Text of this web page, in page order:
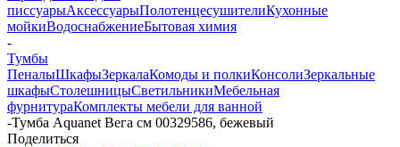
писсуарыАксессуарыПолотенцесушителиКухонные
мойкиВодоснабжениеБытовая химия
-
Тумбы
ПеналыШкафыЗеркалаКомоды и полкиКонсолиЗеркальные
шкафыСтолешницыСветильникиМебельная
фурнитураКомплекты мебели для ванной
-Тумба Aquanet Вега см 00329586, бежевый
Поделиться